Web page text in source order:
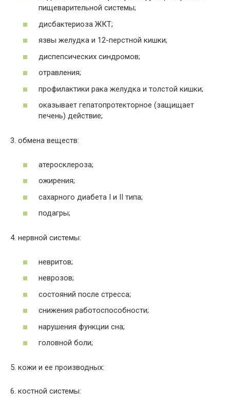
пищеварительной системы;
дисбактериоза ЖКТ;
язвы желудка и 12-перстной кишки;
диспепсических синдромов;
отравления;
профилактики рака желудка и толстой кишки;
оказывает гепатопротекторное (защищает
печень) действие;
3. обмена веществ:
атеросклероза;
ожирения;
сахарного диабета I и II типа;
подагры;
4. нервной системы:
невритов;
неврозов;
состояний после стресса;
снижения работоспособности;
нарушения функции сна;
головной боли;
5. кожи и ее производных:
6. костной системы: